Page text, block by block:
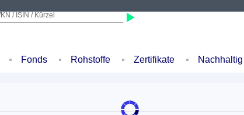
/ ISIN / Kürzel
Fonds Rohstoffe Zertifikate Nachhaltig